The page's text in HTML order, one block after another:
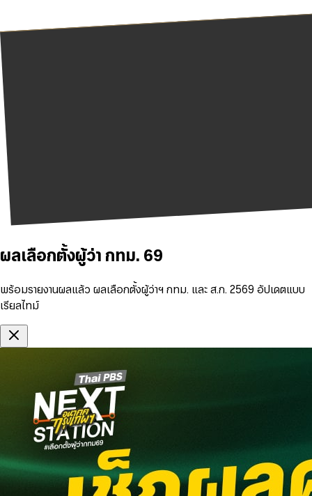
ผลเลือกตั้งผู้ว่า กทม. 69
พร้อมรายงานผลแล้ว ผลเลือกตั้งผู้ว่าฯ กทม. และ ส.ก. 2569 อัปเดตแบบ
เรียลไทม์